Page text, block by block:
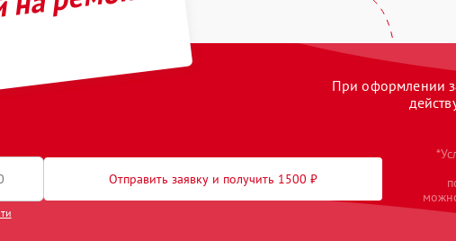
При оформлении
Отправить заявку и получить 1500 ₽